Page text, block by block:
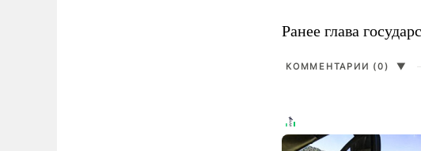
Ранее глава
КОММЕНТАРИИ (0) ▼